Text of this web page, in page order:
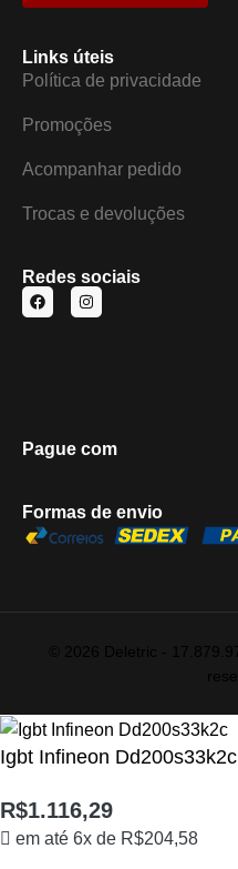
Links úteis
Política de privacidade
Promoções
Acompanhar pedido
Trocas e devoluções
Redes sociais
Pague com
Formas de envio
Igbt Infineon Dd200s33k2c
R$1.116,29
em até 6x de R$204,58